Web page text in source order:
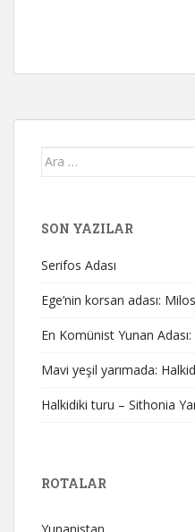
Arama
SON YAZILAR
Serifos Adası
Ege’nin korsan adası: Milos
En Komünist Yunan
Mavi yeşil yarımada:
Halkidiki turu – Sithonia
ROTALAR
Yunanistan